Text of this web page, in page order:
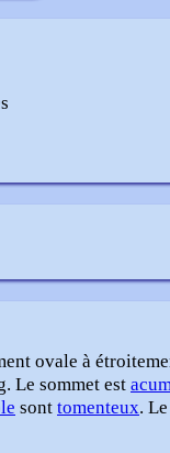
ovale à
Le sommet est
sont tomenteux.